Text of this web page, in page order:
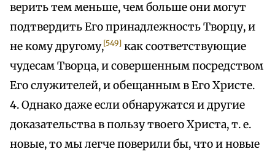
верить тем меньше, чем больше они могут
подтвердить Его принадлежность Творцу, и
не кому другому,[549] как соответствующие
чудесам Творца, и совершенным посредством
Его служителей, и обещанным в Его Христе.
4. Однако даже если обнаружатся и другие
доказательства в пользу твоего Христа, т. е.
новые, то мы легче поверили бы, что и новые